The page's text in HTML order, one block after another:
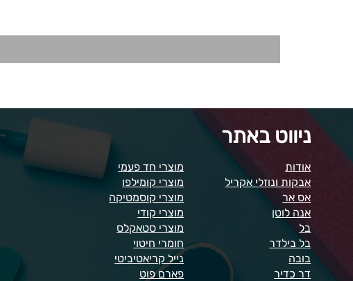
ניווט באתר
מוצרי חד פעמי
מוצרי קומילפו
מוצרי קוסמטיקה
מוצרי קודי
מוצרי סטאקלס
חומרי חיטוי
נייל קריאטיביטי
פארם פוט
אודות
אבקות ונוזלי אקריל
אס אר
אנה לוטן
בל
בל בילדר
בובה
דר כדיר